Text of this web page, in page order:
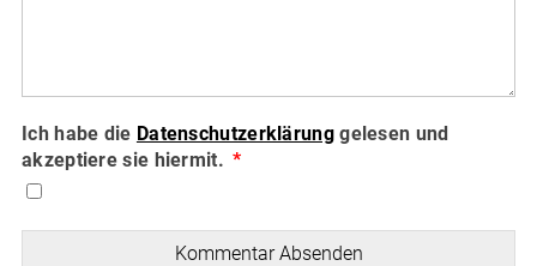
Ich habe die Datenschutzerklärunggelesen und
akzeptiere sie hiermit.
Kommentar Absenden